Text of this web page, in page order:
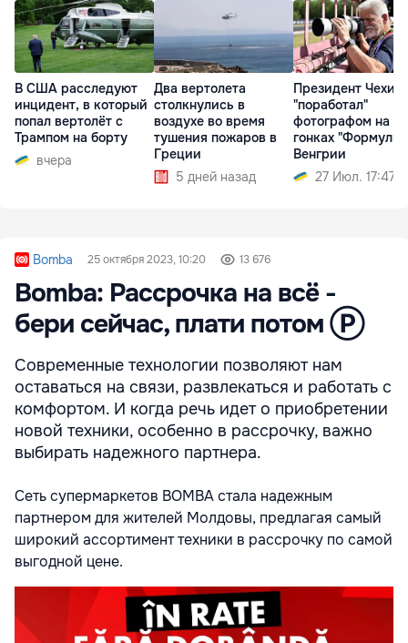
В США расследуют
инцидент, в который
попал вертолёт с
Трампом на борту
вчера
Два вертолета
столкнулись в
воздухе во время
тушения пожаров в
Греции
5 дней назад
Президент Чехии
"поработал"
фотографом на
гонках "Формулы-
Венгрии
27 Июл. 17:47
Bomba 25 октября 2023, 10:20 13 676
Bomba: Рассрочка на всё -
бери сейчас, плати потом Ⓟ
Современные технологии позволяют нам
оставаться на связи, развлекаться и работать с
комфортом. И когда речь идет о приобретении
новой техники, особенно в рассрочку, важно
выбирать надежного партнера.
Сеть супермаркетов BOMBA стала надежным
партнером для жителей Молдовы, предлагая самый
широкий ассортимент техники в рассрочку по самой
выгодной цене.